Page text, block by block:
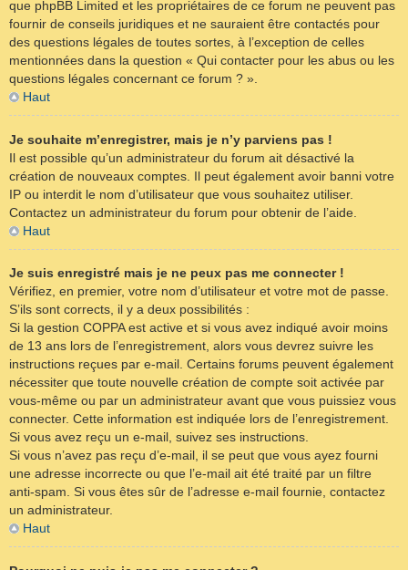
que phpBB Limited et les propriétaires de ce forum ne peuvent pas
fournir de conseils juridiques et ne sauraient être contactés pour
des questions légales de toutes sortes, à l’exception de celles
mentionnées dans la question « Qui contacter pour les abus ou les
questions légales concernant ce forum ? ».
Haut
Je souhaite m’enregistrer, mais je n’y parviens pas !
Il est possible qu’un administrateur du forum ait désactivé la
création de nouveaux comptes. Il peut également avoir banni votre
IP ou interdit le nom d’utilisateur que vous souhaitez utiliser.
Contactez un administrateur du forum pour obtenir de l’aide.
Haut
Je suis enregistré mais je ne peux pas me connecter !
Vérifiez, en premier, votre nom d’utilisateur et votre mot de passe.
S’ils sont corrects, il y a deux possibilités :
Si la gestion COPPA est active et si vous avez indiqué avoir moins
de 13 ans lors de l’enregistrement, alors vous devrez suivre les
instructions reçues par e-mail. Certains forums peuvent également
nécessiter que toute nouvelle création de compte soit activée par
vous-même ou par un administrateur avant que vous puissiez vous
connecter. Cette information est indiquée lors de l’enregistrement.
Si vous avez reçu un e-mail, suivez ses instructions.
Si vous n’avez pas reçu d’e-mail, il se peut que vous ayez fourni
une adresse incorrecte ou que l’e-mail ait été traité par un filtre
anti-spam. Si vous êtes sûr de l’adresse e-mail fournie, contactez
un administrateur.
Haut